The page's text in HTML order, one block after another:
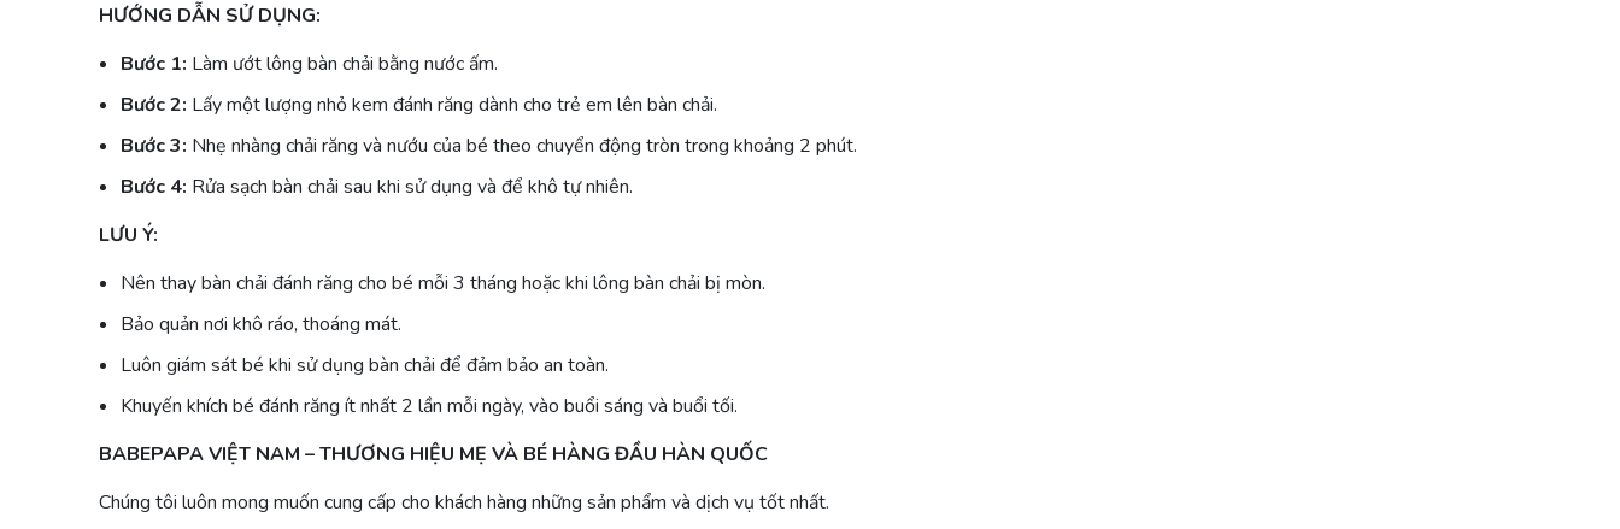
HƯỚNG DẪN SỬ DỤNG:
Bước 1: Làm ướt lông bàn chải bằng nước ấm.
Bước 2: Lấy một lượng nhỏ kem đánh răng dành cho trẻ em lên bàn chải.
Bước 3: Nhẹ nhàng chải răng và nướu của bé theo chuyển động tròn trong khoảng 2 phút.
Bước 4: Rửa sạch bàn chải sau khi sử dụng và để khô tự nhiên.
LƯU Ý:
Nên thay bàn chải đánh răng cho bé mỗi 3 tháng hoặc khi lông bàn chải bị mòn.
Bảo quản nơi khô ráo, thoáng mát.
Luôn giám sát bé khi sử dụng bàn chải để đảm bảo an toàn.
Khuyến khích bé đánh răng ít nhất 2 lần mỗi ngày, vào buổi sáng và buổi tối.
BABEPAPA VIỆT NAM – THƯƠNG HIỆU MẸ VÀ BÉ HÀNG ĐẦU HÀN QUỐC
Chúng tôi luôn mong muốn cung cấp cho khách hàng những sản phẩm và dịch vụ tốt nhất.